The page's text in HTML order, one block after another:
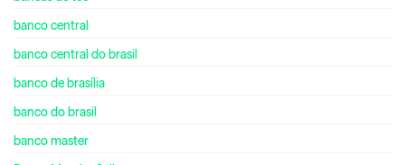
banco central
banco central do brasil
banco de brasília
banco do brasil
banco master